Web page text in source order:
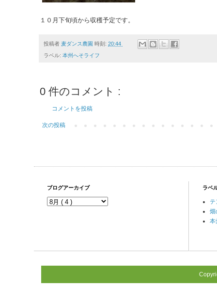
１０月下旬頃から収穫予定です。
投稿者 麦ダンス農園 時刻: 20:44
ラベル: 本州へそライフ
0 件のコメント :
コメントを投稿
次の投稿
ブログアーカイブ ラベ
畑
本